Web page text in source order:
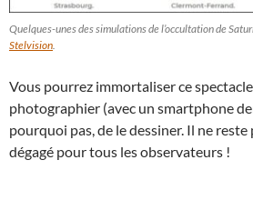
Quelques-unes des simulations de l’occultation de
Stelvision.
Vous pourrez immortaliser ce
photographier (avec un smartphone
pourquoi pas, de le dessiner. Il ne reste
dégagé pour tous les observateurs !